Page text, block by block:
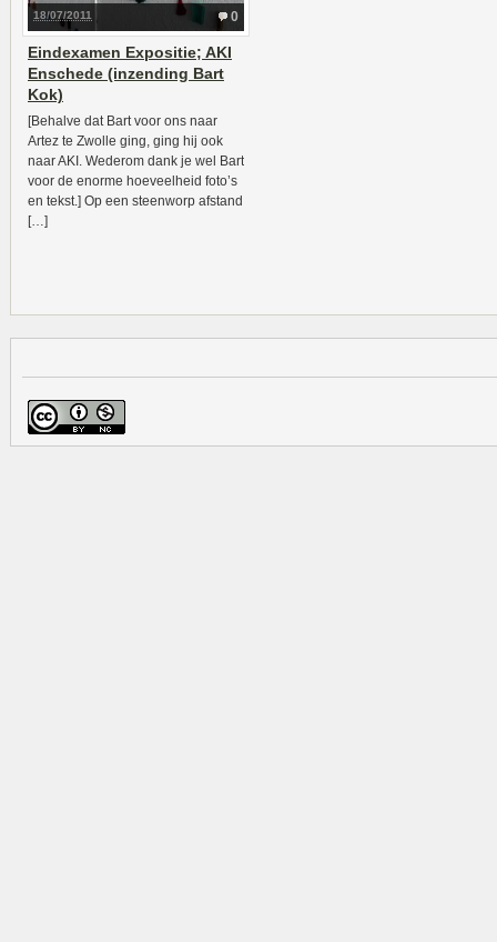
0
18/07/2011
Eindexamen Expositie; AKI
Enschede (inzending Bart
Kok)
[Behalve dat Bart voor ons naar
Artez te Zwolle ging, ging hij ook
naar AKI. Wederom dank je wel Bart
voor de enorme hoeveelheid foto’s
en tekst.] Op een steenworp afstand
[…]